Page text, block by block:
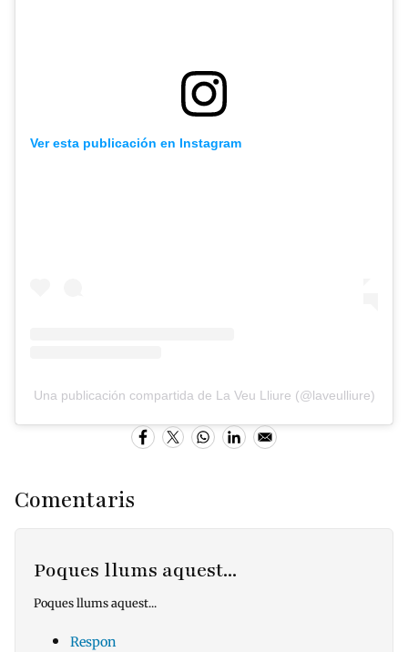
Ver esta publicación en Instagram
Una publicación compartida de La Veu Lliure (@laveulliure)
Comentaris
Poques llums aquest...
Poques llums aquest...
Respon